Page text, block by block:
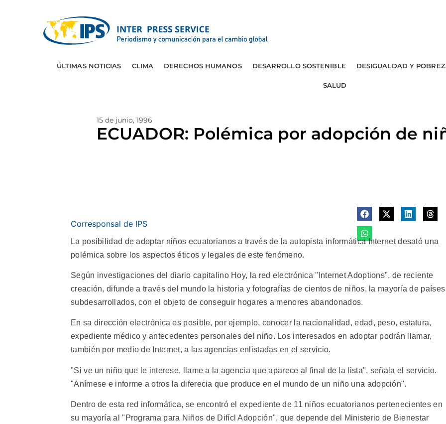
ÚLTIMAS NOTICIAS CLIMA DERECHOS HUMANOS DESARROLLO SOSTENIBLE DESIGUALDAD Y
SALUD
15 de junio, 1996
ECUADOR: Polémica por adopción de
Corresponsal de IPS
La posibilidad de adoptar niños ecuatorianos a través de la autopista informática Internet desató una
polémica sobre los aspectos éticos y legales de este fenómeno.
Según investigaciones del diario capitalino Hoy, la red electrónica "Internet Adoptions", de reciente
creación, difunde a través del mundo la historia y fotografías de cientos de niños, la mayoría de países
subdesarrollados, con el objeto de conseguir hogares a menores abandonados.
En sa dirección electrónica es posible, por ejemplo, conocer la nacionalidad, edad, peso, estatura,
expediente médico y antecedentes personales del niño. Los interesados en adoptar podrán llamar,
también por medio de Internet, a las agencias enlistadas en el servicio.
"Si ve un niño que le interese, llame a la agencia que aparece al final de la lista", señala el servicio.
"Anímese e informe a otros la diferecia que produce en el mundo de un niño una adopción".
Dentro de esta red informática, se encontró el expediente de 11 niños ecuatorianos pertenecientes en
su mayoría al "Programa para Niños de Difícl Adopción", que depende del Ministerio de Bienestar